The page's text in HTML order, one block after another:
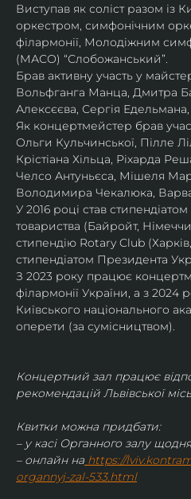
Виступав як соліст разом із
оркестром, симфонічним
філармонії, Молодіжним
(МАСО) “Слобожанський”.
Брав активну участь у
Вольфганга Манца, Дмитра
Алексєєва, Сергія Едельмана,
Як концертмейстер брав
Ольги Кульчинської, Пілле
Крістіана Хільца, Ріхарда
Челсо Антуньєса, Мішеля
Володимира Чекалюка,
У 2016 році став
товариства (Байройт,
стипендію Rotary Club
стипендіатом Президента
З 2023 року працює
філармонії України, а з 2024
Київського національного
оперети (за сумісництвом).
Концертний зал працює
рекомендацій Львівської
Квитки можна придбати:
– у касі Органного залу
– онлайн на https://
organnyj-zal-533.html